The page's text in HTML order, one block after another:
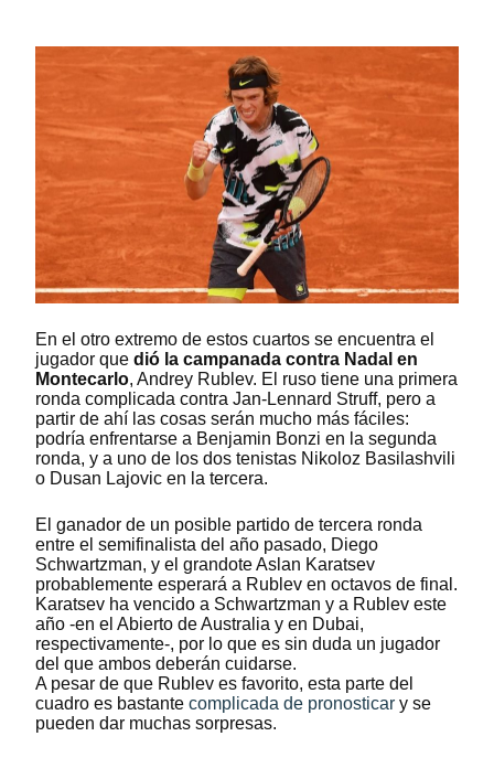
En el otro extremo de estos cuartos se encuentra el
jugador que dió la campanada contra Nadal en
Montecarlo, Andrey Rublev. El ruso tiene una primera
ronda complicada contra Jan-Lennard Struff, pero a
partir de ahí las cosas serán mucho más fáciles:
podría enfrentarse a Benjamin Bonzi en la segunda
ronda, y a uno de los dos tenistas Nikoloz Basilashvili
o Dusan Lajovic en la tercera.
El ganador de un posible partido de tercera ronda
entre el semifinalista del año pasado, Diego
Schwartzman, y el grandote Aslan Karatsev
probablemente esperará a Rublev en octavos de final.
Karatsev ha vencido a Schwartzman y a Rublev este
año -en el Abierto de Australia y en Dubai,
respectivamente-, por lo que es sin duda un jugador
del que ambos deberán cuidarse.
A pesar de que Rublev es favorito, esta parte del
cuadro es bastante complicada de pronosticar y se
pueden dar muchas sorpresas.